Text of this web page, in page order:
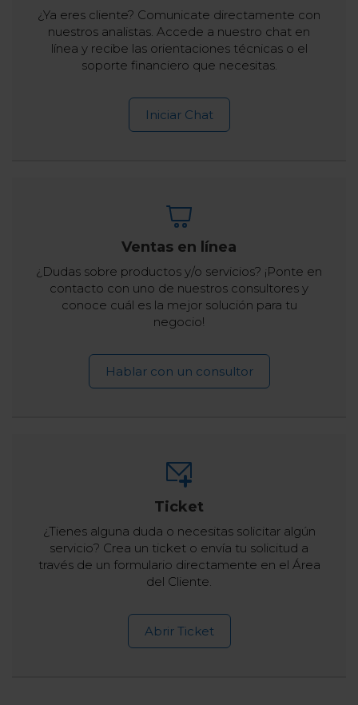
¿Ya eres cliente? Comunicate directamente con
nuestros analistas. Accede a nuestro chat en
línea y recibe las orientaciones técnicas o el
soporte financiero que necesitas.
Iniciar Chat
Ventas en línea
¿Dudas sobre productos y/o servicios? ¡Ponte en
contacto con uno de nuestros consultores y
conoce cuál es la mejor solución para tu
negocio!
Hablar con un consultor
Ticket
¿Tienes alguna duda o necesitas solicitar algún
servicio? Crea un ticket o envía tu solicitud a
través de un formulario directamente en el Área
del Cliente.
Abrir Ticket